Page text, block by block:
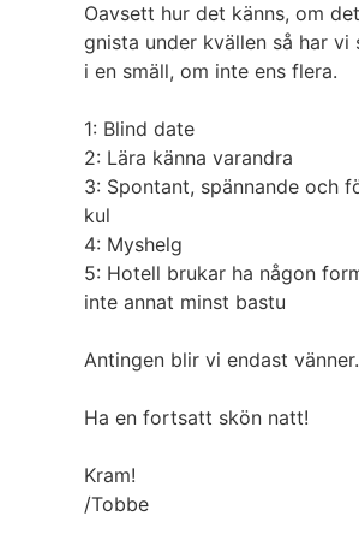
Oavsett hur det känns, om
gnista under kvällen så har
i en smäll, om inte ens flera.
1: Blind date
2: Lära känna varandra
3: Spontant, spännande och
kul
4: Myshelg
5: Hotell brukar ha någon
inte annat minst bastu
Antingen blir vi endast
Ha en fortsatt skön natt!
Kram!
/Tobbe